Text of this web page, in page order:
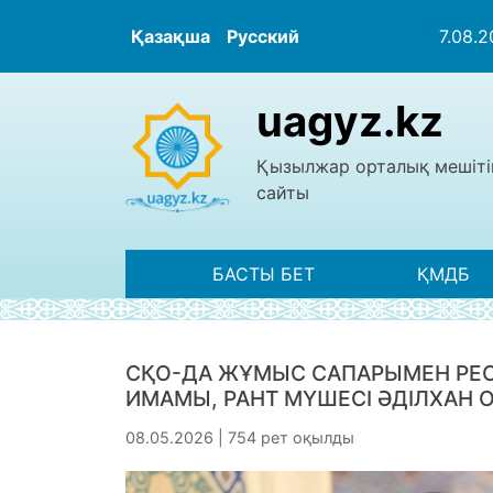
Қазақша Русский
uagyz.kz
Қызылжар орталық
сайты
БАСТЫ БЕТ ҚМДБ
СҚО-ДА ЖҰМЫС САПАРЫМЕН
ИМАМЫ, РАНТ МҮШЕСІ ӘДІЛХАН
08.05.2026 | 754 рет оқылды